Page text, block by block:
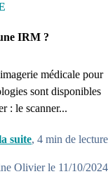
IRM ?
médicale pour
sont disponibles
: le scanner...
suite, 4 min de lecture
Olivier le 11/10/2024